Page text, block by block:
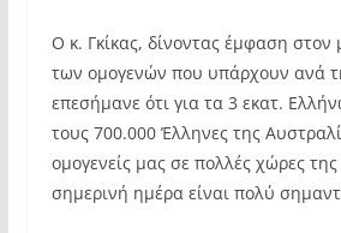
Ο κ. Γκίκας, δίνοντας έμφαση στον
των ομογενών που υπάρχουν ανά
επεσήμανε ότι για τα 3 εκατ.
τους 700.000 Έλληνες της
ομογενείς μας σε πολλές χώρες
σημερινή ημέρα είναι πολύ